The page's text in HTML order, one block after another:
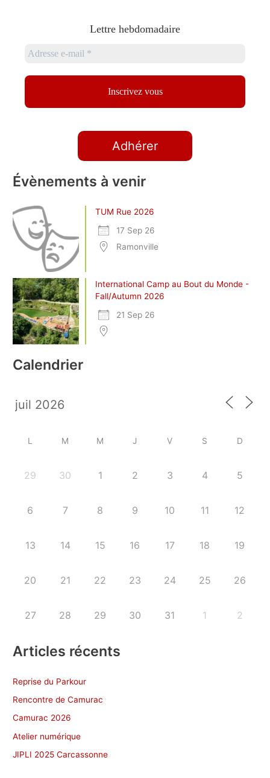
Lettre hebdomadaire
Adhérer
Évènements à venir
TUM Rue 2026
17 Sep 26
Ramonville
International Camp au Bout du Monde -
Fall/Autumn 2026
21 Sep 26
Calendrier
L M M J V S D
29 30 1 2 3 4 5
6 7 8 9 10 11 12
13 14 15 16 17 18 19
20 21 22 23 24 25 26
27 28 29 30 31 1 2
Articles récents
Reprise du Parkour
Rencontre de Camurac
Camurac 2026
Atelier numérique
JIPLI 2025 Carcassonne